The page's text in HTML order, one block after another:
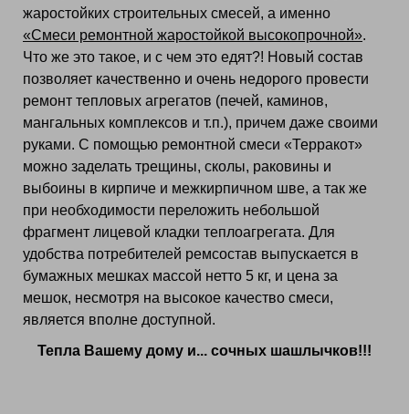
жаростойких строительных смесей, а именно
«Смеси ремонтной жаростойкой высокопрочной».
Что же это такое, и с чем это едят?! Новый состав
позволяет качественно и очень недорого провести
ремонт тепловых агрегатов (печей, каминов,
мангальных комплексов и т.п.), причем даже своими
руками. С помощью ремонтной смеси «Терракот»
можно заделать трещины, сколы, раковины и
выбоины в кирпиче и межкирпичном шве, а так же
при необходимости переложить небольшой
фрагмент лицевой кладки теплоагрегата. Для
удобства потребителей ремсостав выпускается в
бумажных мешках массой нетто 5 кг, и цена за
мешок, несмотря на высокое качество смеси,
является вполне доступной.
Тепла Вашему дому и... сочных шашлычков!!!